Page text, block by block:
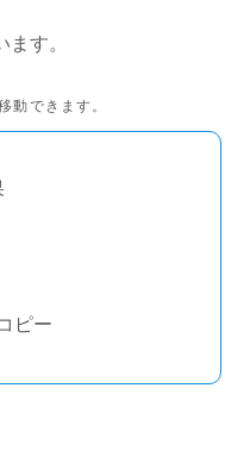
す。
ョンリンクです。
動できます。
ピー